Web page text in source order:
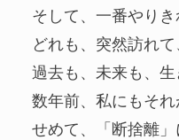
そして、一番やり
どれも、突然訪れ
過去も、未来も、
数年前、私にもそ
せめて、「断捨離